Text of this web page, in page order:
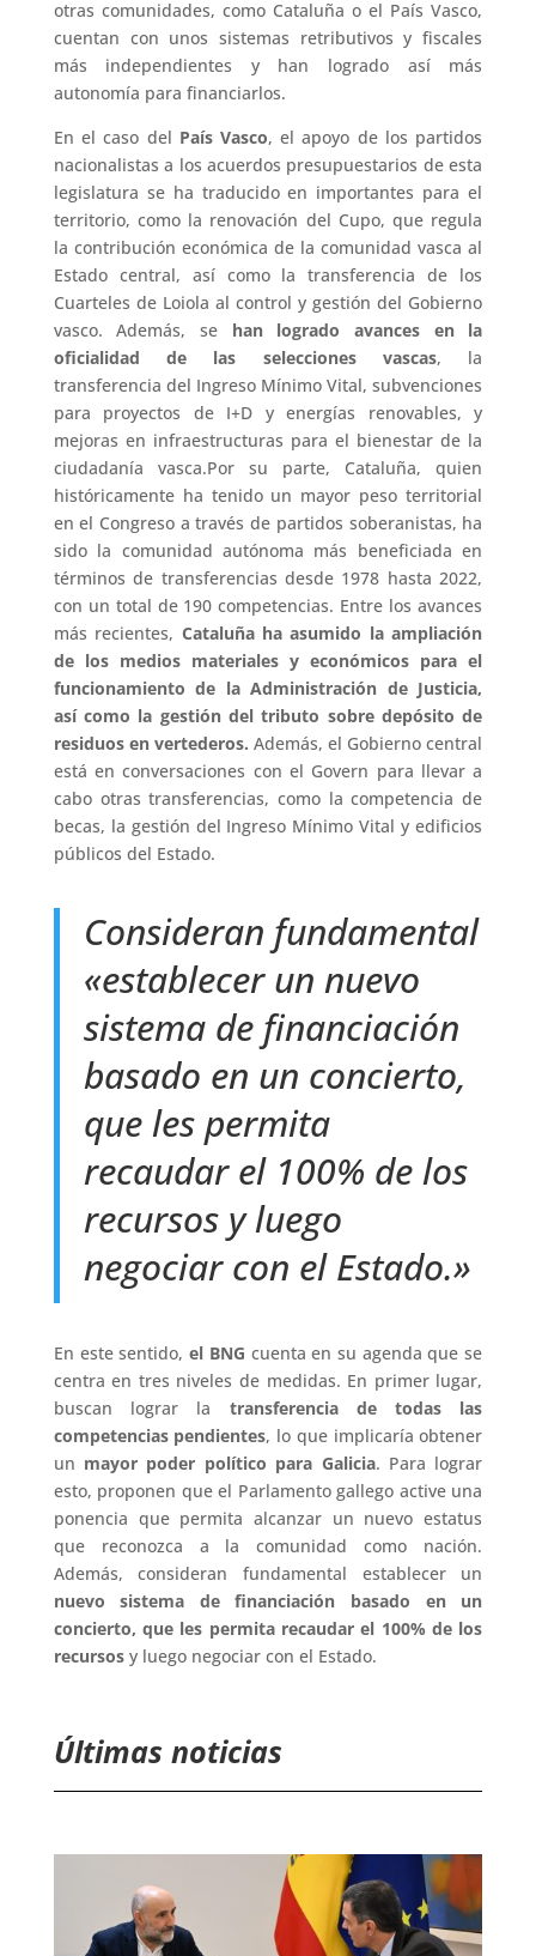
otras comunidades, como Cataluña o el País Vasco,
cuentan con unos sistemas retributivos y fiscales
más independientes y han logrado así más
autonomía para financiarlos.
En el caso del País Vasco, el apoyo de los partidos
nacionalistas a los acuerdos presupuestarios de esta
legislatura se ha traducido en importantes para el
territorio, como la renovación del Cupo, que regula
la contribución económica de la comunidad vasca al
Estado central, así como la transferencia de los
Cuarteles de Loiola al control y gestión del Gobierno
vasco. Además, se han logrado avances en la
oficialidad de las selecciones vascas, la
transferencia del Ingreso Mínimo Vital, subvenciones
para proyectos de I+D y energías renovables, y
mejoras en infraestructuras para el bienestar de la
ciudadanía vasca.Por su parte, Cataluña, quien
históricamente ha tenido un mayor peso territorial
en el Congreso a través de partidos soberanistas, ha
sido la comunidad autónoma más beneficiada en
términos de transferencias desde 1978 hasta 2022,
con un total de 190 competencias. Entre los avances
más recientes, Cataluña ha asumido la ampliación
de los medios materiales y económicos para el
funcionamiento de la Administración de Justicia,
así como la gestión del tributo sobre depósito de
residuos en vertederos. Además, el Gobierno central
está en conversaciones con el Govern para llevar a
cabo otras transferencias, como la competencia de
becas, la gestión del Ingreso Mínimo Vital y edificios
públicos del Estado.
Consideran fundamental
«establecer un nuevo
sistema de financiación
basado en un concierto,
que les permita
recaudar el 100% de los
recursos y luego
negociar con el Estado.»
En este sentido,el BNG cuenta en su agenda que se
centra en tres niveles de medidas. En primer lugar,
buscan lograr la transferencia de todas las
competencias pendientes, lo que implicaría obtener
un mayor poder político para Galicia. Para lograr
esto, proponen que el Parlamento gallego active una
ponencia que permita alcanzar un nuevo estatus
que reconozca a la comunidad como nación.
Además, consideran fundamental establecer un
nuevo sistema de financiación basado en un
concierto, que les permita recaudar el 100% de los
recursosy luego negociar con el Estado.
Últimas noticias